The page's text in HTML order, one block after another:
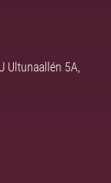
Ultunaallén 5A,